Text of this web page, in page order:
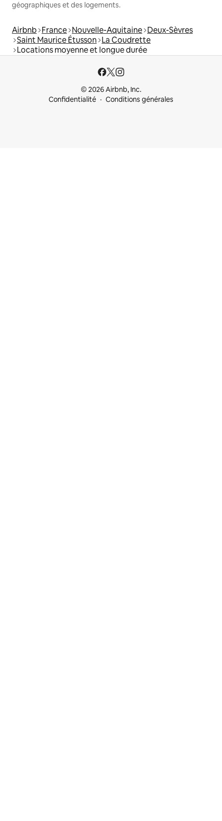
géographiques et des logements.
Airbnb France Nouvelle-Aquitaine Deux-Sèvres
Saint Maurice Étusson La Coudrette
Locations moyenne et longue durée
© 2026 Airbnb, Inc.
Confidentialité
Conditions générales